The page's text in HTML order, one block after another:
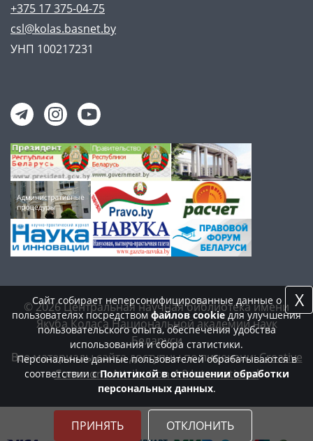
+375 17 375-04-75
csl@kolas.basnet.by
УНП 100217231
© 2026 Центральная научная библиотека имени
Якуба Коласа Национальной академии наук
Беларуси
Все материалы сайта доступны по лицензии:Creative
Commons Attribution 4.0 International
Сайт собирает неперсонифицированные данные о
пользователях посредствомфайлов cookieдля улучшения
пользовательского опыта, обеспечения удобства
использования и сбора статистики.
Персональные данные пользователей обрабатываются в
соответствии сПолитикой в отношении обработки
персональных данных.
ПРИНЯТЬ ОТКЛОНИТЬ
X